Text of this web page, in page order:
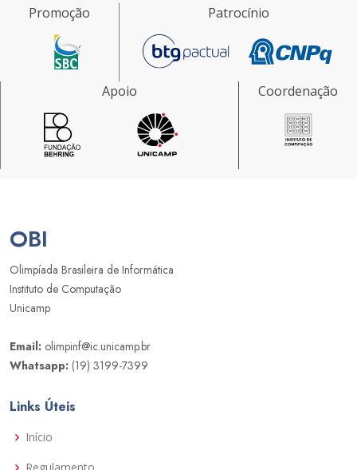
Promoção Patrocínio
Apoio Coordenação
OBI
Olimpíada Brasileira de Informática
Instituto de Computação
Unicamp
Email: olimpinf@ic.unicamp.br
Whatsapp: (19) 3199-7399
Links Úteis
Início